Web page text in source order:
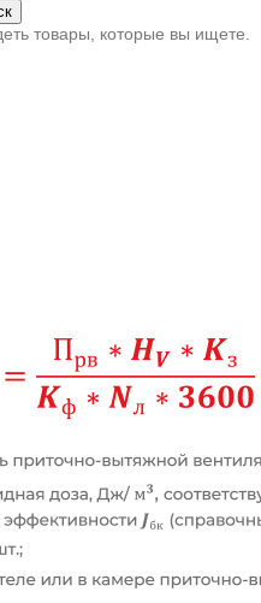
товары, которые вы ищете.